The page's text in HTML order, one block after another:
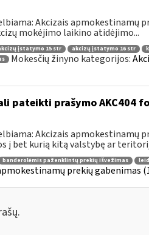
Akcizais apmokestinamų
mokėjimo laikino atidėjimo...
įstatymo 15 str akcizų įstatymo 16 str
Mokesčių žinyno kategorijos:
pateikti prašymo AKC404
Akcizais apmokestinamų
į bet kurią kitą valstybę ar
banderolėmis paženklintų prekių išvežimas
prekių gabenimas